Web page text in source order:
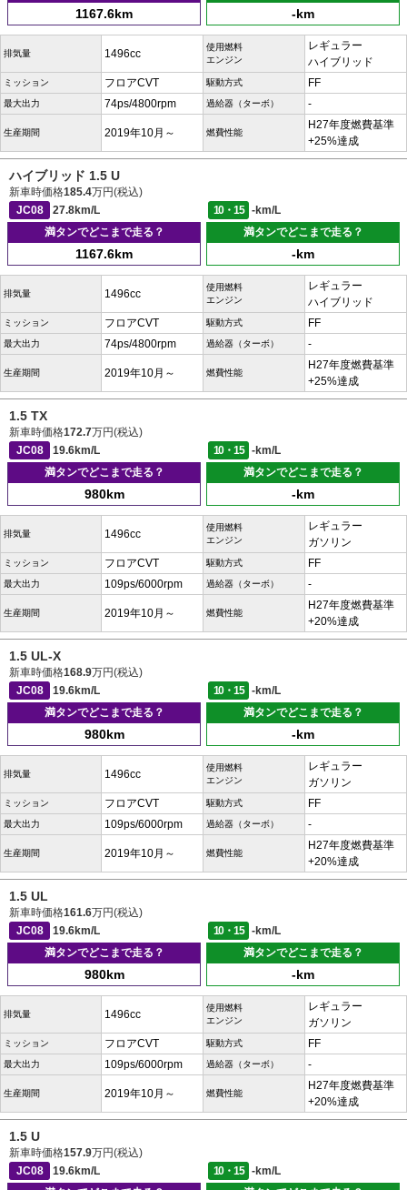
1167.6km -km
排気量 1496cc
使用燃料
エンジン
レギュラー
ハイブリッド
ミッション フロアCVT 駆動方式 FF
最大出力 74ps/4800rpm 過給器（ターボ） -
生産期間 2019年10月～ 燃費性能
H27年度燃費基準
+25%達成
ハイブリッド 1.5 U
新車時価格185.4万円(税込)
JC08
27.8km/L 10・15
-km/L
満タンでどこまで走る？
1167.6km
満タンでどこまで走る？
-km
排気量 1496cc
使用燃料
エンジン
レギュラー
ハイブリッド
ミッション フロアCVT 駆動方式 FF
最大出力 74ps/4800rpm 過給器（ターボ） -
生産期間 2019年10月～ 燃費性能
H27年度燃費基準
+25%達成
1.5 TX
新車時価格172.7万円(税込)
JC08
19.6km/L 10・15
-km/L
満タンでどこまで走る？
980km
満タンでどこまで走る？
-km
排気量 1496cc
使用燃料
エンジン
レギュラー
ガソリン
ミッション フロアCVT 駆動方式 FF
最大出力 109ps/6000rpm 過給器（ターボ） -
生産期間 2019年10月～ 燃費性能
H27年度燃費基準
+20%達成
1.5 UL-X
新車時価格168.9万円(税込)
JC08
19.6km/L 10・15
-km/L
満タンでどこまで走る？
980km
満タンでどこまで走る？
-km
排気量 1496cc
使用燃料
エンジン
レギュラー
ガソリン
ミッション フロアCVT 駆動方式 FF
最大出力 109ps/6000rpm 過給器（ターボ） -
生産期間 2019年10月～ 燃費性能
H27年度燃費基準
+20%達成
1.5 UL
新車時価格161.6万円(税込)
JC08
19.6km/L 10・15
-km/L
満タンでどこまで走る？
980km
満タンでどこまで走る？
-km
排気量 1496cc
使用燃料
エンジン
レギュラー
ガソリン
ミッション フロアCVT 駆動方式 FF
最大出力 109ps/6000rpm 過給器（ターボ） -
生産期間 2019年10月～ 燃費性能
H27年度燃費基準
+20%達成
1.5 U
新車時価格157.9万円(税込)
JC08
19.6km/L 10・15
-km/L